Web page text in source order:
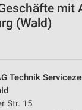
mit
(Wald)
Technik
Str. 15